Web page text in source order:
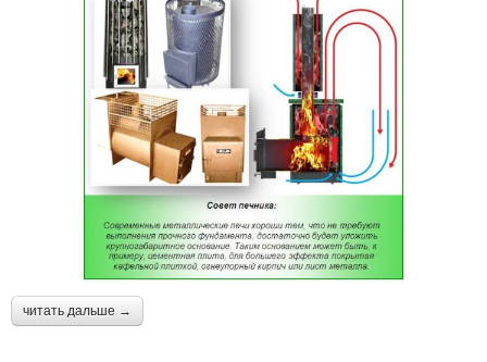
читать дальше →